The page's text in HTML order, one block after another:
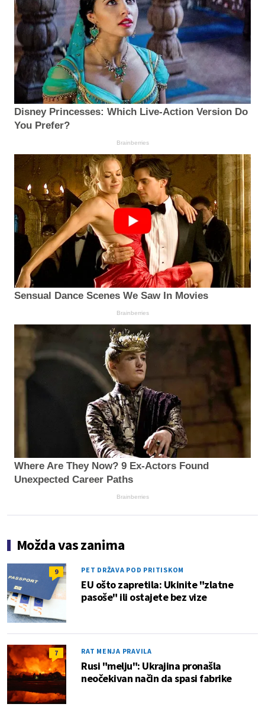
Disney Princesses: Which Live-Action Version Do
You Prefer?
Brainberries
Sensual Dance Scenes We Saw In Movies
Brainberries
Where Are They Now? 9 Ex-Actors Found
Unexpected Career Paths
Brainberries
Možda vas zanima
9 PET DRŽAVA POD PRITISKOM
EU ošto zapretila: Ukinite "zlatne
pasoše" ili ostajete bez vize
7 RAT MENJA PRAVILA
Rusi "melju": Ukrajina pronašla
neočekivan način da spasi fabrike